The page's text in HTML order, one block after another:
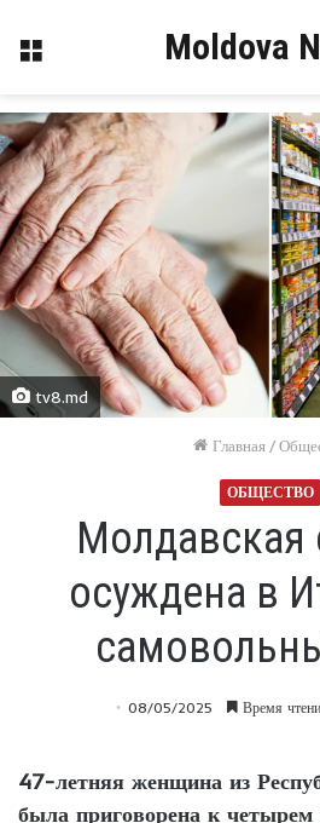
Меню Moldova
tv8.md
Главная /
ОБЩЕСТВО
Молдавская
осуждена в
08/05/2025 Время
47-летняя женщина из
была приговорена к